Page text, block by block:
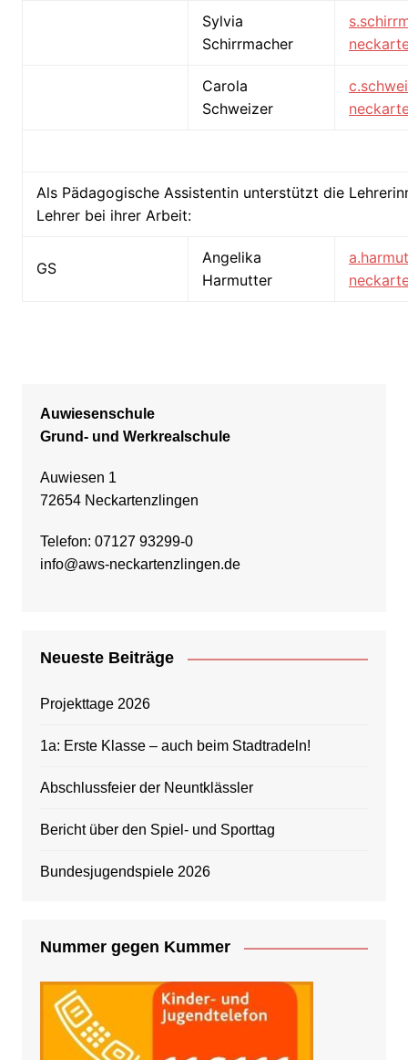
Sylvia
Schirrmacher
Carola
Schweizer
Als Pädagogische Assistentin unterstützt die
Lehrer bei ihrer Arbeit:
GS
Angelika
Harmutter
Auwiesenschule
Grund- und Werkrealschule
Auwiesen 1
72654 Neckartenzlingen
Telefon: 07127 93299-0
info@aws-neckartenzlingen.de
Neueste Beiträge
Projekttage 2026
1a: Erste Klasse – auch beim Stadtradeln!
Abschlussfeier der Neuntklässler
Bericht über den Spiel- und Sporttag
Bundesjugendspiele 2026
Nummer gegen Kummer